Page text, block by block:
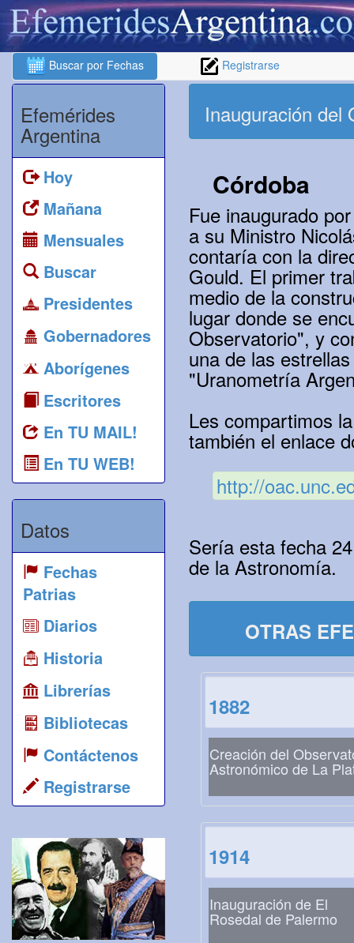
Buscar por Fechas Registrarse
Efemérides
Argentina
Hoy
Mañana
Mensuales
Buscar
Presidentes
Gobernadores
Aborígenes
Escritores
En TU MAIL!
En TU WEB!
Datos
Fechas
Patrias
Diarios
Historia
Librerías
Bibliotecas
Contáctenos
Registrarse
Inauguración del
Córdoba
Fue inaugurado
a su Ministro
contaría con la
Gould. El primer
medio de la
lugar donde se
Observatorio", y
una de las
"Uranometría
Les compartimos
también el enlace
http://
Sería esta fecha
de la Astronomía.
OTRAS
1882
Creación del
Astronómico de La
1914
Inauguración de El
Rosedal de Palermo